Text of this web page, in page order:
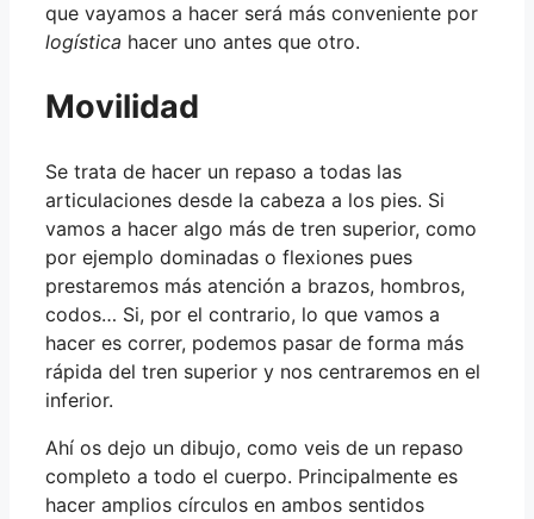
que vayamos a hacer será más conveniente por
logística hacer uno antes que otro.
Movilidad
Se trata de hacer un repaso a todas las
articulaciones desde la cabeza a los pies. Si
vamos a hacer algo más de tren superior, como
por ejemplo dominadas o flexiones pues
prestaremos más atención a brazos, hombros,
codos… Si, por el contrario, lo que vamos a
hacer es correr, podemos pasar de forma más
rápida del tren superior y nos centraremos en el
inferior.
Ahí os dejo un dibujo, como veis de un repaso
completo a todo el cuerpo. Principalmente es
hacer amplios círculos en ambos sentidos